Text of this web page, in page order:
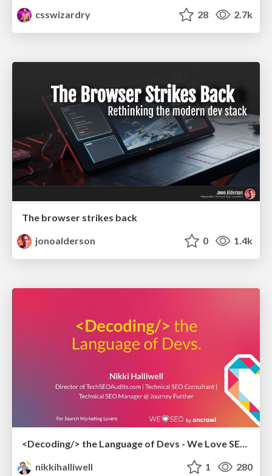
csswizardry
28 2.7k
The browser strikes back
jonoalderson
0 1.4k
<Decoding/> the Language of Devs - We Love SEO 2024
nikkihalliwell
1 280